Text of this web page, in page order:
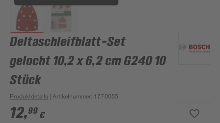
Deltaschleifblatt-Set
gelocht 10,2 x 6,2 cm G240 10
Stück
Produktdetails | Artikelnummer: 1770055
12,99 €